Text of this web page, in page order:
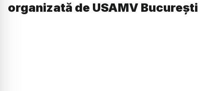
organizată de USAMV București